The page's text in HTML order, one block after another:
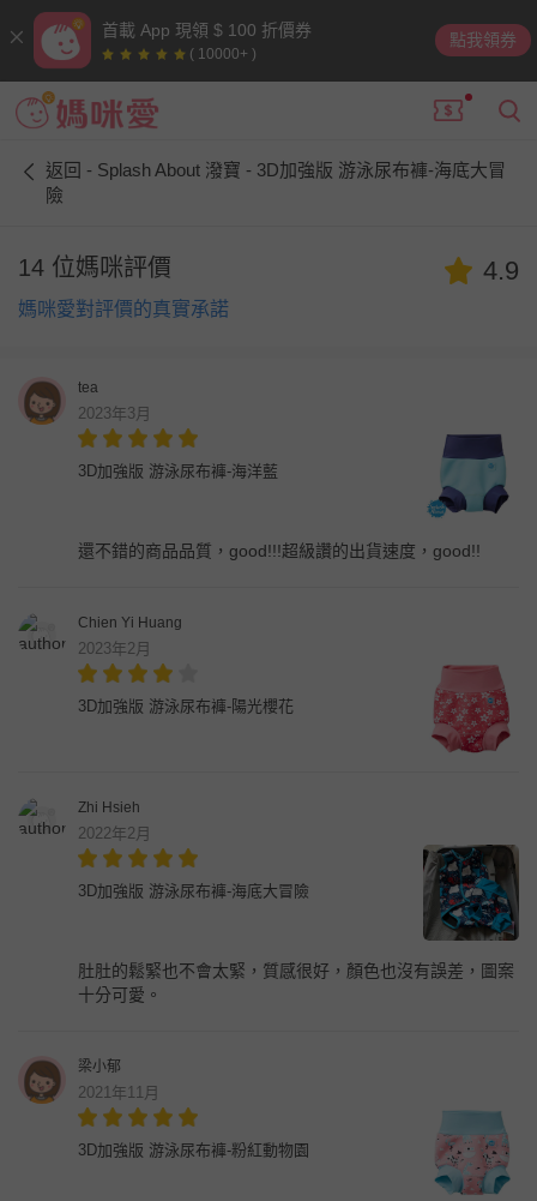
首載 App 現領 $ 100 折價券
( 10000+ )
點我領券
返回 - Splash About 潑寶 - 3D加強版 游泳尿布褲-海底大冒
險
14 位媽咪評價
媽咪愛對評價的真實承諾
4.9
tea
2023年3月
3D加強版 游泳尿布褲-海洋藍
還不錯的商品品質，good!!!超級讚的出貨速度，good!!
Chien Yi Huang
2023年2月
3D加強版 游泳尿布褲-陽光櫻花
Zhi Hsieh
2022年2月
3D加強版 游泳尿布褲-海底大冒險
肚肚的鬆緊也不會太緊，質感很好，顏色也沒有誤差，圖案
十分可愛。
梁小郁
2021年11月
3D加強版 游泳尿布褲-粉紅動物園